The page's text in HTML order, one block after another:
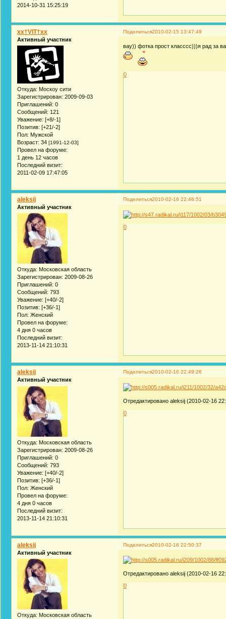
2014-10-31 15:25:19
Поделиться2010-02-15 13:47:49
xx†VIT†xx
Активный участник
Откуда: Москоу сити
Зарегистрирован: 2009-09-03
Приглашений: 0
Сообщений: 121
Уважение: [+8/-1]
Позитив: [+21/-2]
Пол: Мужской
Возраст: 34 [1991-12-03]
Провел на форуме:
1 день 12 часов
Последний визит:
2011-02-09 17:47:05
вау)) фотка прост класссс)))я рад за
0
Поделиться2010-02-16 22:46:51
aleksij
Активный участник
Откуда: Московская область
Зарегистрирован: 2009-08-26
Приглашений: 0
Сообщений: 793
Уважение: [+40/-2]
Позитив: [+36/-1]
Пол: Женский
Провел на форуме:
4 дня 0 часов
Последний визит:
2013-11-14 21:10:31
0
Поделиться2010-02-16 22:49:26
aleksij
Активный участник
Откуда: Московская область
Зарегистрирован: 2009-08-26
Приглашений: 0
Сообщений: 793
Уважение: [+40/-2]
Позитив: [+36/-1]
Пол: Женский
Провел на форуме:
4 дня 0 часов
Последний визит:
2013-11-14 21:10:31
Отредактировано aleksij (2010-02-16
0
Поделиться2010-02-16 22:50:37
aleksij
Активный участник
Откуда: Московская область
Отредактировано aleksij (2010-02-16
0